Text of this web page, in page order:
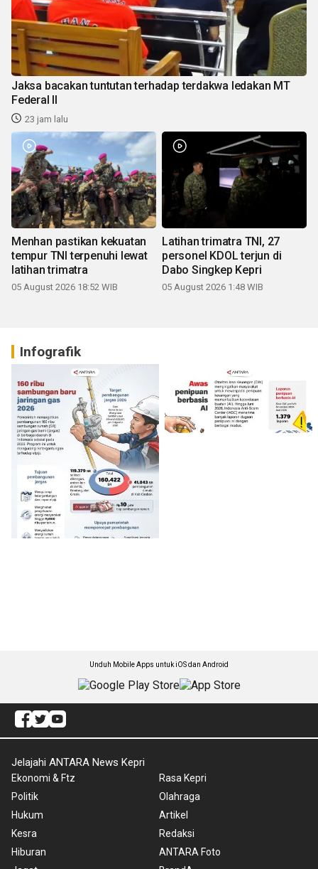
Jaksa bacakan tuntutan terhadap terdakwa ledakan MT
Federal II
23 jam lalu
Menhan pastikan kekuatan
tempur TNI terpenuhi lewat
latihan trimatra
05 August 2026 18:52 WIB
Latihan trimatra TNI, 27
personel KDOL terjun di
Dabo Singkep Kepri
05 August 2026 1:48 WIB
Infografik
Unduh Mobile Apps untuk iOS dan Android
Jelajahi ANTARA News Kepri
Ekonomi & Ftz
Politik
Hukum
Kesra
Hiburan
Rasa Kepri
Olahraga
Artikel
Redaksi
ANTARA Foto